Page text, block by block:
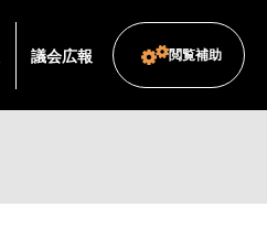
議会広報 閲覧補助